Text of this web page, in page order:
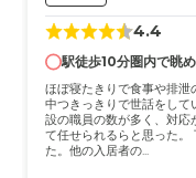
お風呂や洗面所も綺
居者に寄り添ってる
いです
近隣環境や交通アク
場所的にも都会では
4.4
駅徒歩10分圏内で眺
ほぼ寝たきりで食事や排泄
中つきっきりで世話をし
設の職員の数が多く、対応
て任せられるらと思った。
た。他の入居者の...